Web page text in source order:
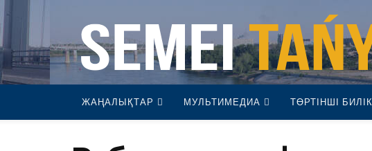
ЖАҢАЛЫҚТАР МУЛЬТИМЕДИА ТӨРТІНШІ БИЛІК